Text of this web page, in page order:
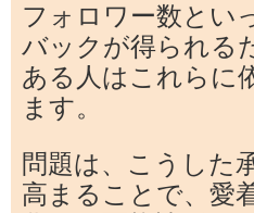
フォロワー数とい
バックが得られる
ある人はこれらに
ます。
問題は、こうした
高まることで、愛